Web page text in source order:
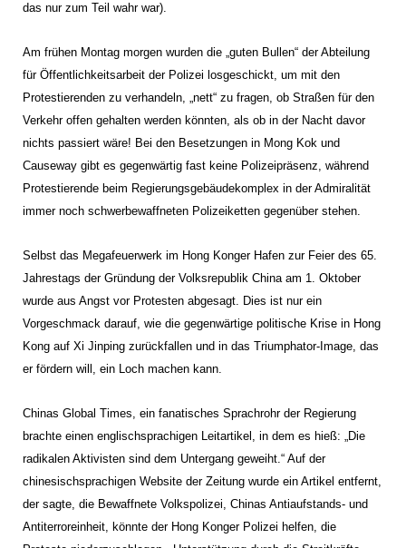
das nur zum Teil wahr war).
Am frühen Montag morgen wurden die „guten Bullen“ der Abteilung
für Öffentlichkeitsarbeit der Polizei losgeschickt, um mit den
Protestierenden zu verhandeln, „nett“ zu fragen, ob Straßen für den
Verkehr offen gehalten werden könnten, als ob in der Nacht davor
nichts passiert wäre! Bei den Besetzungen in Mong Kok und
Causeway gibt es gegenwärtig fast keine Polizeipräsenz, während
Protestierende beim Regierungsgebäudekomplex in der Admiralität
immer noch schwerbewaffneten Polizeiketten gegenüber stehen.
Selbst das Megafeuerwerk im Hong Konger Hafen zur Feier des 65.
Jahrestags der Gründung der Volksrepublik China am 1. Oktober
wurde aus Angst vor Protesten abgesagt. Dies ist nur ein
Vorgeschmack darauf, wie die gegenwärtige politische Krise in Hong
Kong auf Xi Jinping zurückfallen und in das Triumphator-Image, das
er fördern will, ein Loch machen kann.
Chinas Global Times, ein fanatisches Sprachrohr der Regierung
brachte einen englischsprachigen Leitartikel, in dem es hieß: „Die
radikalen Aktivisten sind dem Untergang geweiht.“ Auf der
chinesischsprachigen Website der Zeitung wurde ein Artikel entfernt,
der sagte, die Bewaffnete Volkspolizei, Chinas Antiaufstands- und
Antiterroreinheit, könnte der Hong Konger Polizei helfen, die